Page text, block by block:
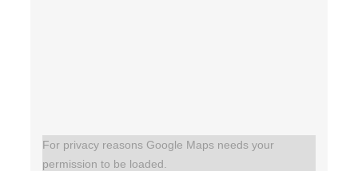
For privacy reasons Google Maps needs your
permission to be loaded.